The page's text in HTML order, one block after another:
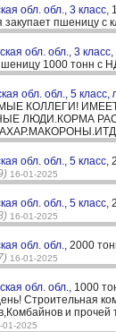
обл. обл., 3 класс,
закупает пшеницу с
обл. обл., 3 класс,
1000 тонн с
обл. обл., 5 класс,
КОЛЛЕГИ!
ЛЮДИ.КОРМА
обл. обл., 5 класс,
16-01-2025
обл. обл., 5 класс,
16-01-2025
обл. обл., 2000
16-01-2025
обл. обл., 1000
Строительная
и
01-2025